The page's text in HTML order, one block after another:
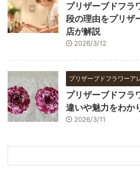
プリザーブドフラ
段の理由をプリザ
店が解説
2026/3/12
プリザーブドフラワーア
プリザーブドフラ
違いや魅力をわか
2026/3/11